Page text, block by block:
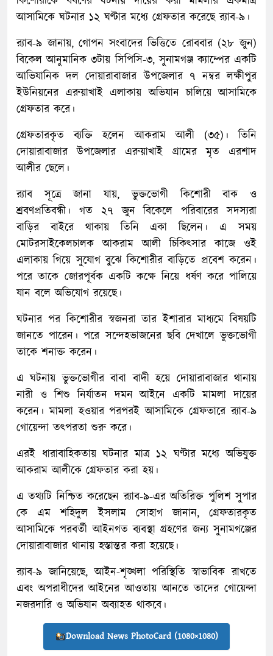
আসামিকে ঘটনার ১২ ঘণ্টার মধ্যে গ্রেফতার করেছে র‌্যাব-৯।
র‌্যাব-৯ জানায়, গোপন সংবাদের ভিত্তিতে রোববার (২৮ জুন)
বিকেল আনুমানিক ৩টায় সিপিসি-৩, সুনামগঞ্জ ক্যাম্পের একটি
আভিযানিক দল দোয়ারাবাজার উপজেলার ৭ নম্বর লক্ষীপুর
ইউনিয়নের এরুয়াখাই এলাকায় অভিযান চালিয়ে আসামিকে
গ্রেফতার করে।
গ্রেফতারকৃত ব্যক্তি হলেন আকরাম আলী (৩৫)। তিনি
দোয়ারাবাজার উপজেলার এরুয়াখাই গ্রামের মৃত এরশাদ
আলীর ছেলে।
র‌্যাব সূত্রে জানা যায়, ভুক্তভোগী কিশোরী বাক ও
শ্রবণপ্রতিবন্ধী। গত ২৭ জুন বিকেলে পরিবারের সদস্যরা
বাড়ির বাইরে থাকায় তিনি একা ছিলেন। এ সময়
মোটরসাইকেলচালক আকরাম আলী চিকিৎসার কাজে ওই
এলাকায় গিয়ে সুযোগ বুঝে কিশোরীর বাড়িতে প্রবেশ করেন।
পরে তাকে জোরপূর্বক একটি কক্ষে নিয়ে ধর্ষণ করে পালিয়ে
যান বলে অভিযোগ রয়েছে।
ঘটনার পর কিশোরীর স্বজনরা তার ইশারার মাধ্যমে বিষয়টি
জানতে পারেন। পরে সন্দেহভাজনের ছবি দেখালে ভুক্তভোগী
তাকে শনাক্ত করেন।
এ ঘটনায় ভুক্তভোগীর বাবা বাদী হয়ে দোয়ারাবাজার থানায়
নারী ও শিশু নির্যাতন দমন আইনে একটি মামলা দায়ের
করেন। মামলা হওয়ার পরপরই আসামিকে গ্রেফতারে র‌্যাব-৯
গোয়েন্দা তৎপরতা শুরু করে।
এরই ধারাবাহিকতায় ঘটনার মাত্র ১২ ঘণ্টার মধ্যে অভিযুক্ত
আকরাম আলীকে গ্রেফতার করা হয়।
এ তথ্যটি নিশ্চিত করেছেন র‌্যাব-৯-এর অতিরিক্ত পুলিশ সুপার
কে এম শহিদুল ইসলাম সোহাগ জানান, গ্রেফতারকৃত
আসামিকে পরবর্তী আইনগত ব্যবস্থা গ্রহণের জন্য সুনামগঞ্জের
দোয়ারাবাজার থানায় হস্তান্তর করা হয়েছে।
র‌্যাব-৯ জানিয়েছে, আইন-শৃঙ্খলা পরিস্থিতি স্বাভাবিক রাখতে
এবং অপরাধীদের আইনের আওতায় আনতে তাদের গোয়েন্দা
নজরদারি ও অভিযান অব্যাহত থাকবে।
Download News PhotoCard (1080×1080)